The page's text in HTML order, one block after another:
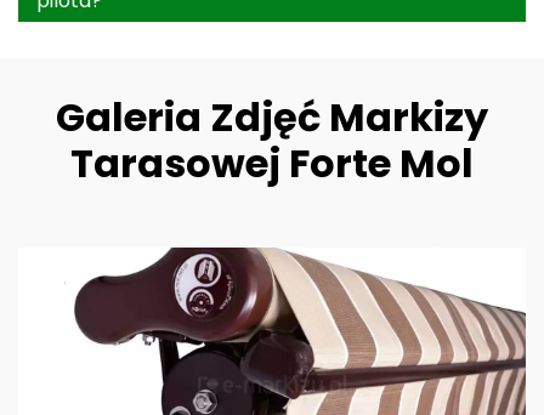
Galeria Zdjęć Markizy
Tarasowej Forte Mol